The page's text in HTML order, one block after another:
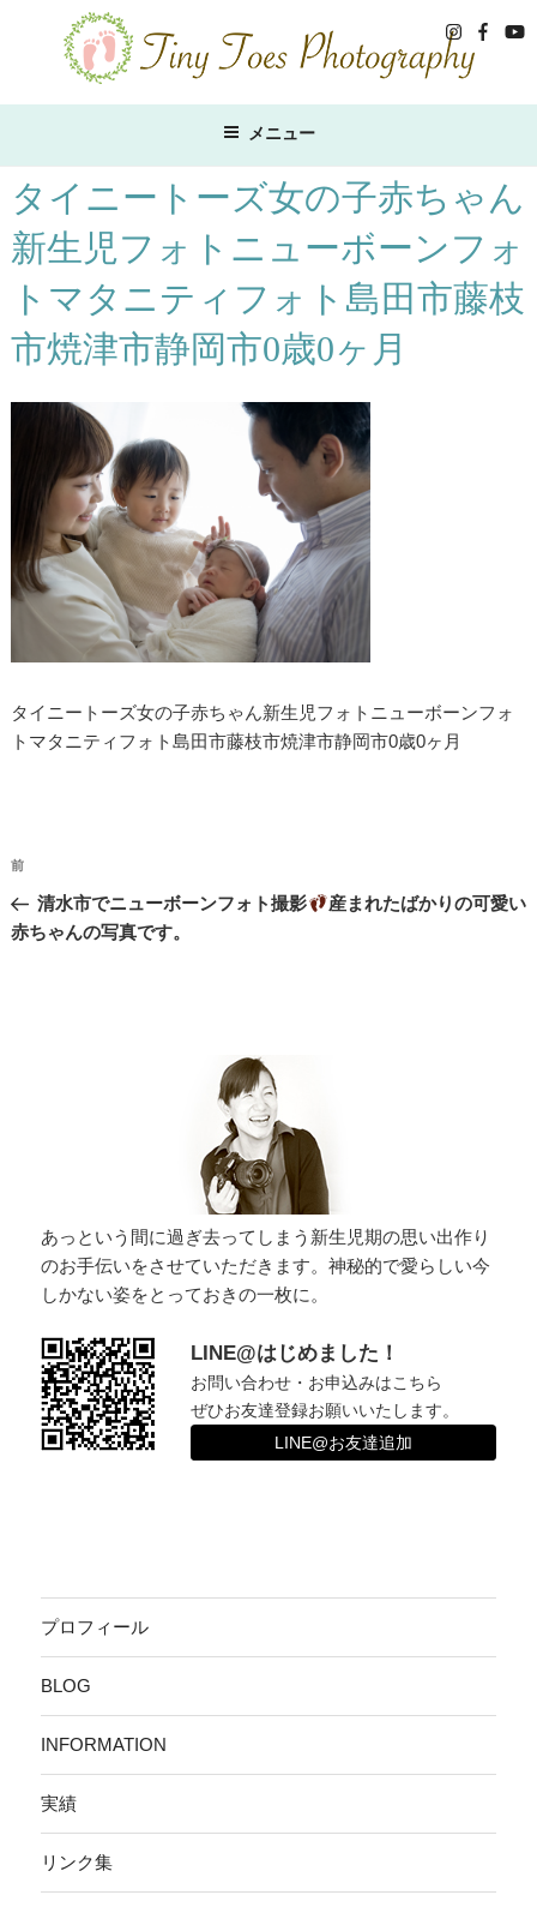
ン
キ
ッ
メニュー
タイニートーズ女の子赤ちゃん
新生児フォトニューボーンフォ
トマタニティフォト島田市藤枝
市焼津市静岡市0歳0ヶ月
タイニートーズ女の子赤ちゃん新生児フォトニューボーンフォ
トマタニティフォト島田市藤枝市焼津市静岡市0歳0ヶ月
投
稿
ナ
過
去
の
前
清水市でニューボーンフォト撮影
産まれたばかりの可愛い
赤ちゃんの写真です。
あっという間に過ぎ去ってしまう新生児期の思い出作り
のお手伝いをさせていただきます。神秘的で愛らしい今
しかない姿をとっておきの一枚に。
LINE@はじめました！
お問い合わせ・お申込みはこちら
ぜひお友達登録お願いいたします。
LINE@お友達追加
プロフィール
BLOG
INFORMATION
実績
リンク集